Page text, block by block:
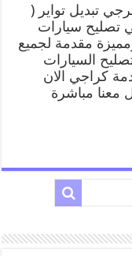
تبديل تواير (
تصليح سيارات
مقدمة لجميع
السيارات
كراجي الان
مباشرة